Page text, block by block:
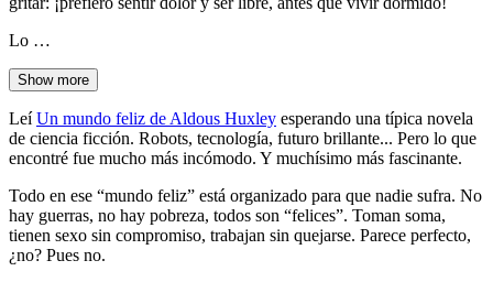
Lo …
Show more
LeíUn mundo feliz de Aldous Huxley esperando una típica novela
de ciencia ficción. Robots, tecnología, futuro brillante... Pero lo que
encontré fue mucho más incómodo. Y muchísimo más fascinante.
Todo en ese “mundo feliz” está organizado para que nadie sufra. No
hay guerras, no hay pobreza, todos son “felices”. Toman soma,
tienen sexo sin compromiso, trabajan sin quejarse. Parece perfecto,
¿no? Pues no.